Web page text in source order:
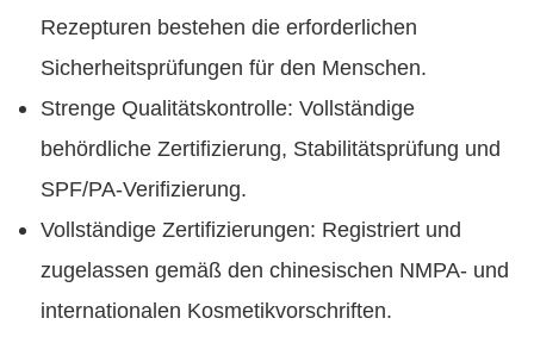
Rezepturen bestehen die erforderlichen
Sicherheitsprüfungen für den Menschen.
Strenge Qualitätskontrolle: Vollständige
behördliche Zertifizierung, Stabilitätsprüfung und
SPF/PA-Verifizierung.
Vollständige Zertifizierungen: Registriert und
zugelassen gemäß den chinesischen NMPA- und
internationalen Kosmetikvorschriften.